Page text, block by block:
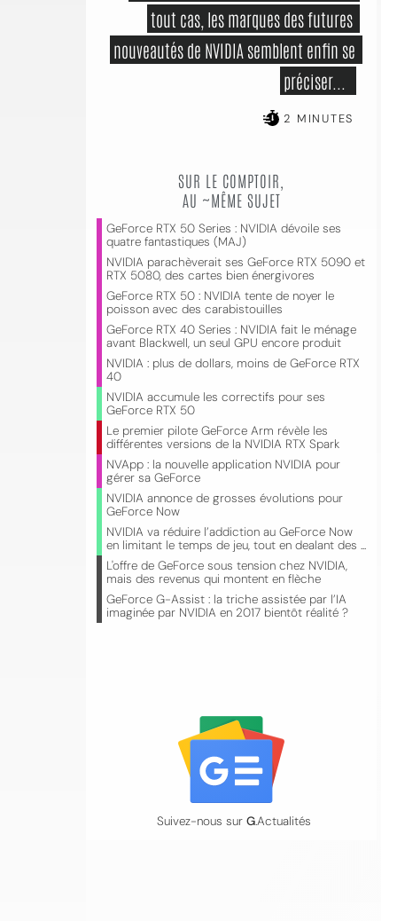
tout cas, les marques des futures
nouveautés de NVIDIA semblent enfin se
préciser...
2 MINUTES
SUR LE COMPTOIR,
AU ~MÊME SUJET
GeForce RTX 50 Series : NVIDIA dévoile ses
quatre fantastiques (MAJ)
NVIDIA parachèverait ses GeForce RTX 5090 et
RTX 5080, des cartes bien énergivores
GeForce RTX 50 : NVIDIA tente de noyer le
poisson avec des carabistouilles
GeForce RTX 40 Series : NVIDIA fait le ménage
avant Blackwell, un seul GPU encore produit
NVIDIA : plus de dollars, moins de GeForce RTX
40
NVIDIA accumule les correctifs pour ses
GeForce RTX 50
Le premier pilote GeForce Arm révèle les
différentes versions de la NVIDIA RTX Spark
NVApp : la nouvelle application NVIDIA pour
gérer sa GeForce
NVIDIA annonce de grosses évolutions pour
GeForce Now
NVIDIA va réduire l’addiction au GeForce Now
en limitant le temps de jeu, tout en dealant des ...
L'offre de GeForce sous tension chez NVIDIA,
mais des revenus qui montent en flèche
GeForce G-Assist : la triche assistée par l’IA
imaginée par NVIDIA en 2017 bientôt réalité ?
Suivez-nous sur G.Actualités